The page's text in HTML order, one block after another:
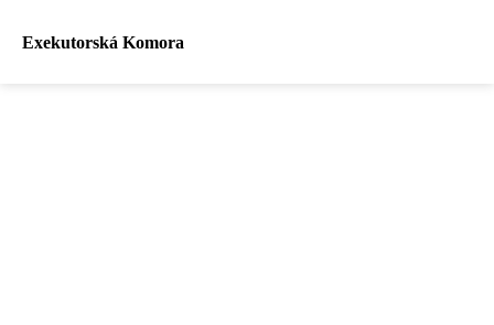
Exekutorská Komora